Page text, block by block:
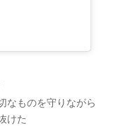
なものを守りながら
けた